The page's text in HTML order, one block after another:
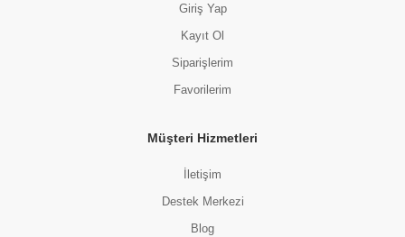
Giriş Yap
Kayıt Ol
Siparişlerim
Favorilerim
Müşteri Hizmetleri
İletişim
Destek Merkezi
Blog